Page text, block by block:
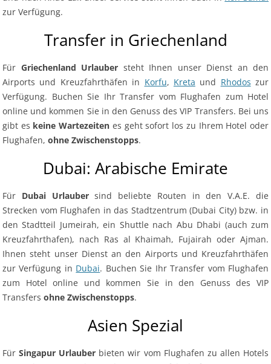
zur Verfügung.
Transfer in Griechenland
Für Griechenland Urlauber steht Ihnen unser Dienst an den
Airports und Kreuzfahrthäfen in Korfu, Kreta und Rhodos zur
Verfügung. Buchen Sie Ihr Transfer vom Flughafen zum Hotel
online und kommen Sie in den Genuss des VIP Transfers. Bei uns
gibt es keine Wartezeiten es geht sofort los zu Ihrem Hotel oder
Flughafen, ohne Zwischenstopps.
Dubai: Arabische Emirate
Für Dubai Urlaubersind beliebte Routen in den V.A.E. die
Strecken vom Flughafen in das Stadtzentrum (Dubai City) bzw. in
den Stadtteil Jumeirah, ein Shuttle nach Abu Dhabi (auch zum
Kreuzfahrthafen), nach Ras al Khaimah, Fujairah oder Ajman.
Ihnen steht unser Dienst an den Airports und Kreuzfahrthäfen
zur Verfügung in Dubai. Buchen Sie Ihr Transfer vom Flughafen
zum Hotel online und kommen Sie in den Genuss des VIP
Transfers ohne Zwischenstopps.
Asien Spezial
FürSingapur Urlauber bieten wir vom Flughafen zu allen Hotels